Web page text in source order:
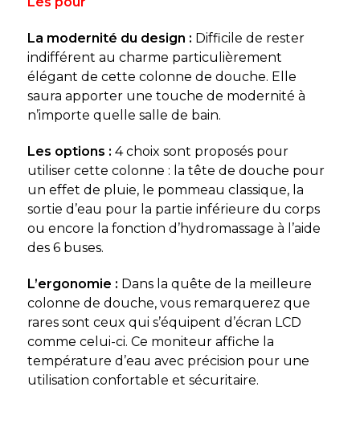
La modernité du design : Difficile de rester
indifférent au charme particulièrement
élégant de cette colonne de douche. Elle
saura apporter une touche de modernité à
n’importe quelle salle de bain.
Les options : 4 choix sont proposés pour
utiliser cette colonne : la tête de douche pour
un effet de pluie, le pommeau classique, la
sortie d’eau pour la partie inférieure du corps
ou encore la fonction d’hydromassage à l’aide
des 6 buses.
L’ergonomie : Dans la quête de la meilleure
colonne de douche, vous remarquerez que
rares sont ceux qui s’équipent d’écran LCD
comme celui-ci. Ce moniteur affiche la
température d’eau avec précision pour une
utilisation confortable et sécuritaire.